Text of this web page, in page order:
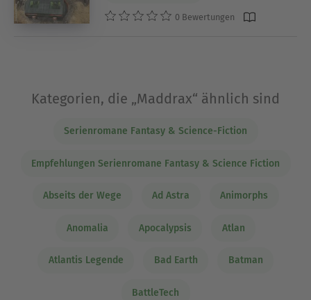
0 Bewertungen
Kategorien, die „Maddrax“ ähnlich sind
Serienromane Fantasy & Science-Fiction
Empfehlungen Serienromane Fantasy & Science Fiction
Abseits der Wege Ad Astra Animorphs
Anomalia Apocalypsis Atlan
Atlantis Legende Bad Earth Batman
BattleTech